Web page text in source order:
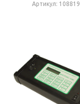
Артикул: 108819